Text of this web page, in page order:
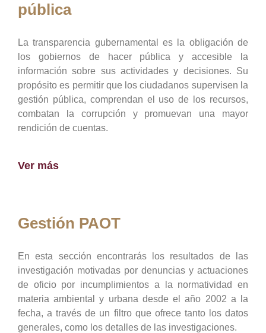
pública
La transparencia gubernamental es la obligación de
los gobiernos de hacer pública y accesible la
información sobre sus actividades y decisiones. Su
propósito es permitir que los ciudadanos supervisen la
gestión pública, comprendan el uso de los recursos,
combatan la corrupción y promuevan una mayor
rendición de cuentas.
Ver más
Gestión PAOT
En esta sección encontrarás los resultados de las
investigación motivadas por denuncias y actuaciones
de oficio por incumplimientos a la normatividad en
materia ambiental y urbana desde el año 2002 a la
fecha, a través de un filtro que ofrece tanto los datos
generales, como los detalles de las investigaciones.